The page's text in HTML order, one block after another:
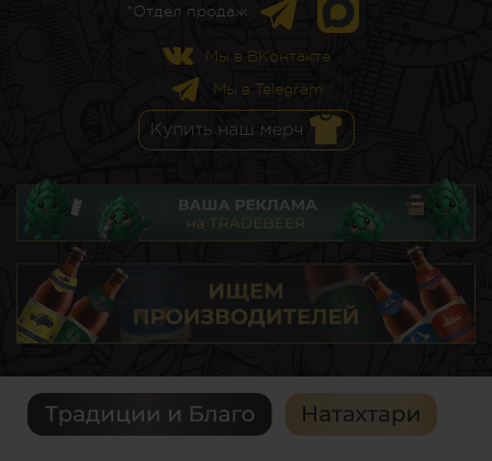
*Отдел продаж
Мы в ВКонтакте
Мы в Telegram